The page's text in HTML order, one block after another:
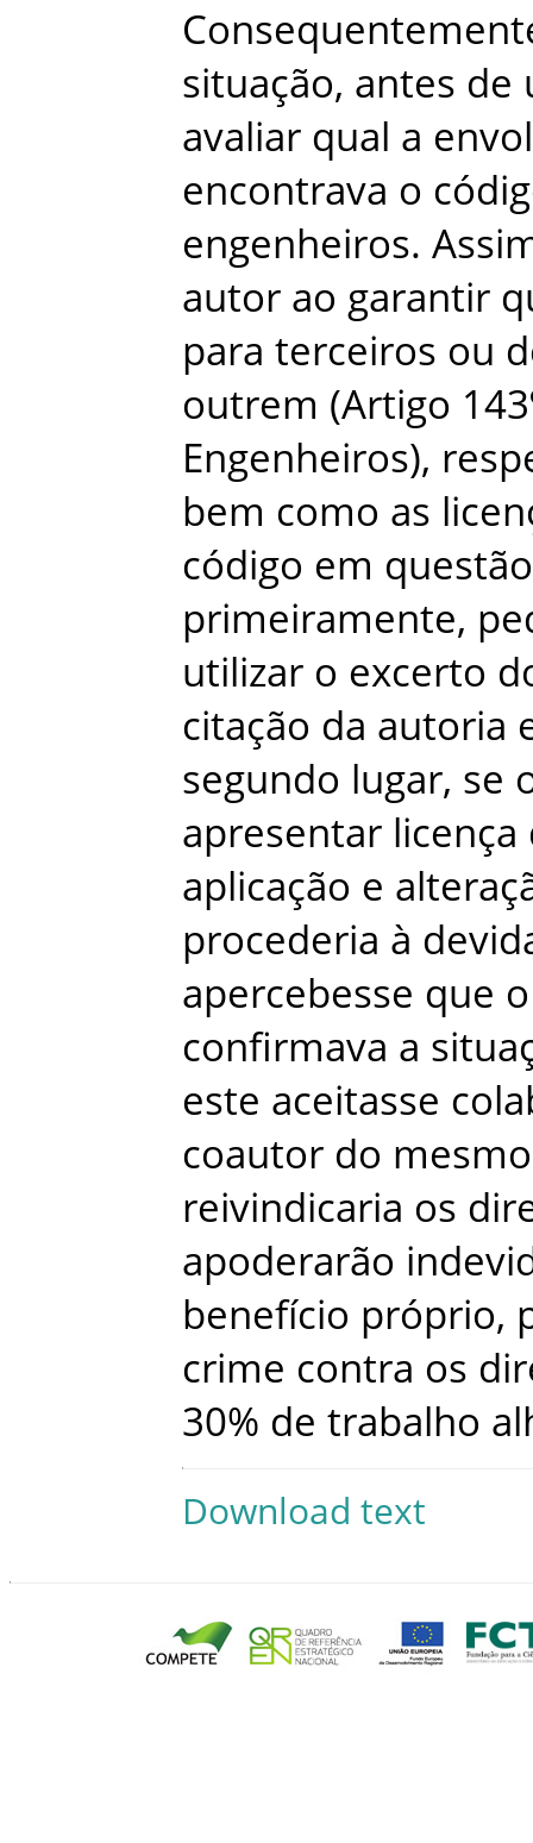
situação, antes de
avaliar qual a
encontrava o
engenheiros.
autor ao garantir
para terceiros ou
outrem (Artigo
Engenheiros),
bem como as
código em questão
primeiramente,
utilizar o excerto
citação da autoria
segundo lugar, se
apresentar licença
aplicação e
procederia à
apercebesse que o
confirmava a
este aceitasse
coautor do mesmo
reivindicaria os
apoderarão
benefício próprio,
crime contra os
30% de trabalho
Download text